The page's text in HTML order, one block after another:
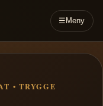
☰ Meny
• TRYGGE